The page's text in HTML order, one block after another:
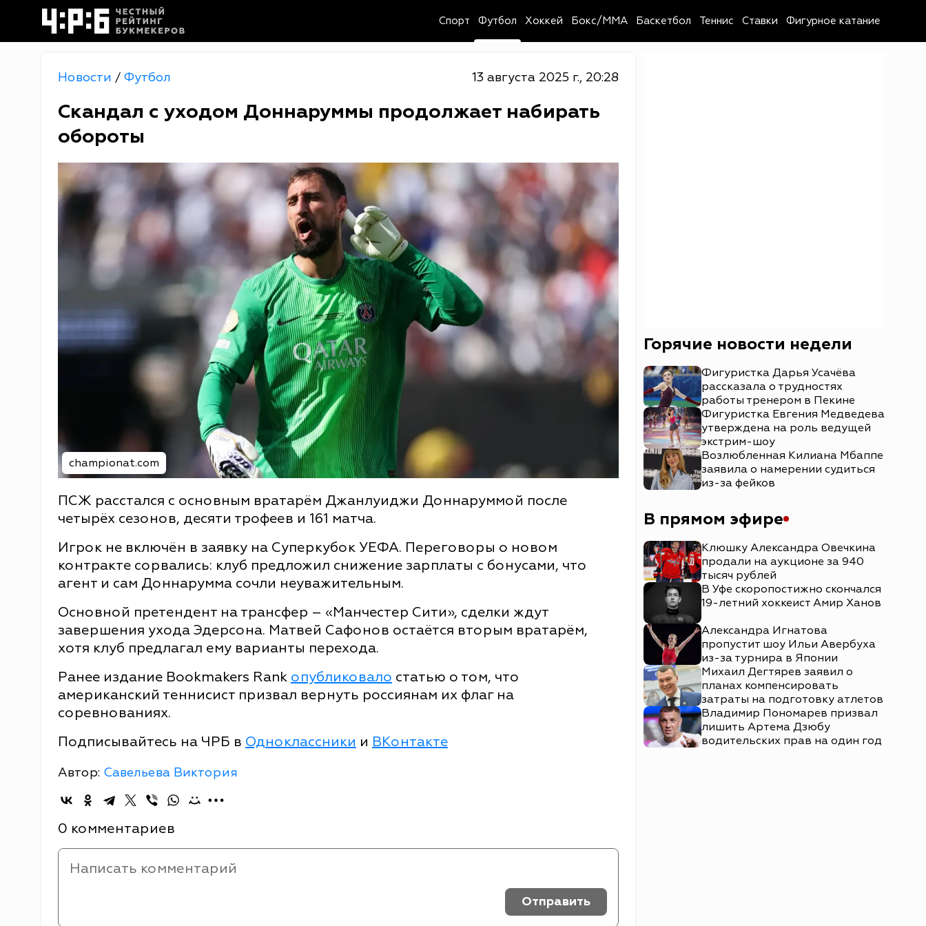
Спорт Футбол Хоккей Бокс/MMA Баскетбол Теннис Ставки Фигурное катание
Новости / Футбол 13 августа 2025 г., 20:28
Скандал с уходом Доннаруммы продолжает набирать
обороты
championat.com
ПСЖ расстался с основным вратарём Джанлуиджи Доннаруммой после
четырёх сезонов, десяти трофеев и 161 матча.
Игрок не включён в заявку на Суперкубок УЕФА. Переговоры о новом
контракте сорвались: клуб предложил снижение зарплаты с бонусами, что
агент и сам Доннарумма сочли неуважительным.
Основной претендент на трансфер – «Манчестер Сити», сделки ждут
завершения ухода Эдерсона. Матвей Сафонов остаётся вторым вратарём,
хотя клуб предлагал ему варианты перехода.
Ранее издание Bookmakers Rank опубликовало статью о том, что
американский теннисист призвал вернуть россиянам их флаг на
соревнованиях.
Подписывайтесь на ЧРБ в Одноклассники и ВКонтакте
Автор: Савельева Виктория
0 комментариев
Отправить
Горячие новости недели
Фигуристка Дарья Усачёва
рассказала о трудностях
работы тренером в Пекине
Фигуристка Евгения Медведева
утверждена на роль ведущей
экстрим-шоу
Возлюбленная Килиана Мбаппе
заявила о намерении судиться
из-за фейков
В прямом эфире
Клюшку Александра Овечкина
продали на аукционе за 940
тысяч рублей
В Уфе скоропостижно скончался
19-летний хоккеист Амир Ханов
Александра Игнатова
пропустит шоу Ильи Авербуха
из-за турнира в Японии
Михаил Дегтярев заявил о
планах компенсировать
затраты на подготовку атлетов
Владимир Пономарев призвал
лишить Артема Дзюбу
водительских прав на один год